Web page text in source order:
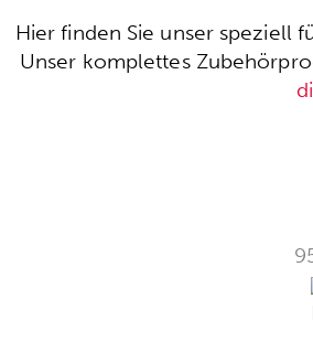
Hier finden Sie unser speziell
Unser komplettes